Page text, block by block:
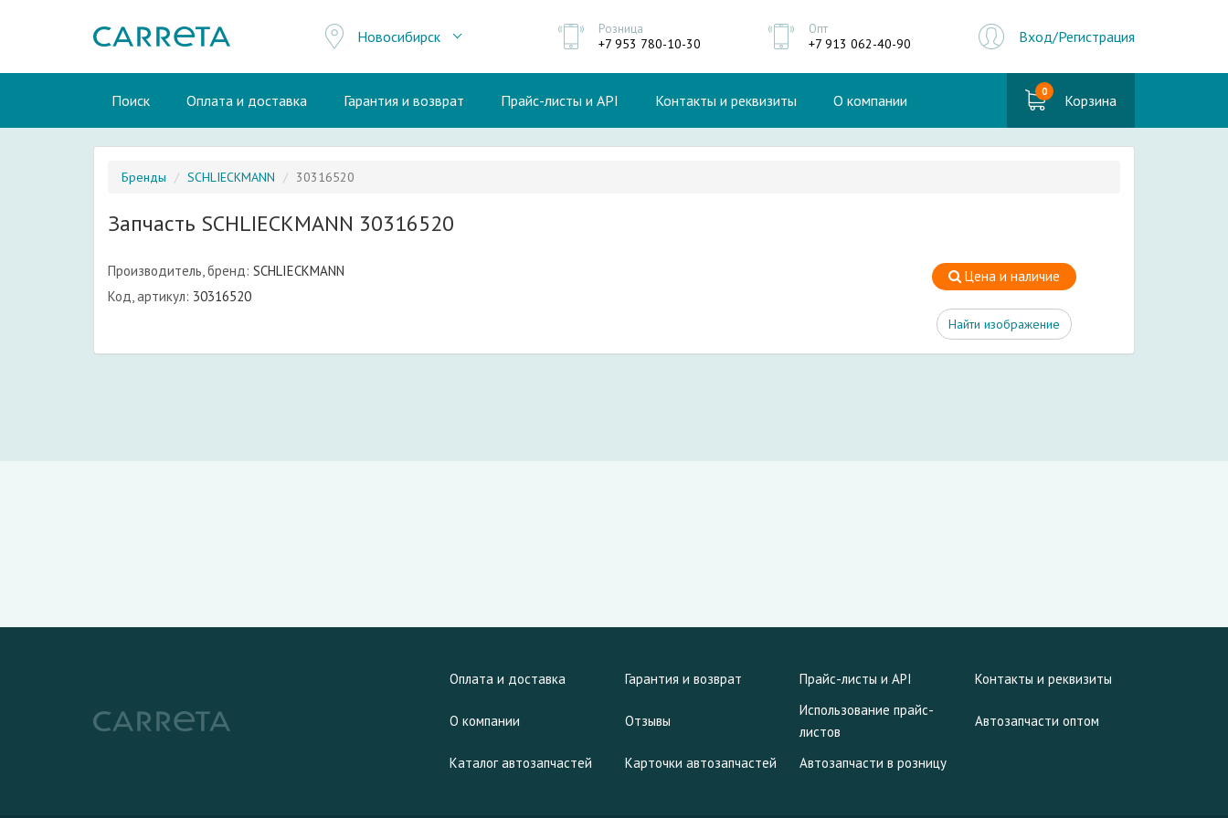
Новосибирск Розница
+7 953 780-10-30
Опт
+7 913 062-40-90 Вход/Регистрация
Поиск Оплата и доставка Гарантия и возврат Прайс-листы и API Контакты и реквизиты О компании 0 Корзина
Бренды SCHLIECKMANN 30316520
Запчасть SCHLIECKMANN 30316520
Производитель, бренд: SCHLIECKMANN
Код, артикул: 30316520
Цена и наличие
Найти изображение
Оплата и доставка Гарантия и возврат Прайс-листы и API Контакты и реквизиты
О компании Отзывы
Использование прайс-
листов
Автозапчасти оптом
Каталог автозапчастей Карточки автозапчастей Автозапчасти в розницу